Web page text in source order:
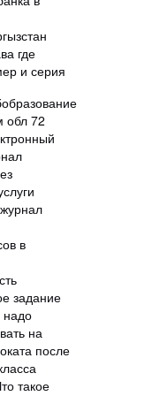
где
и серия
в
задание
надо
на
после